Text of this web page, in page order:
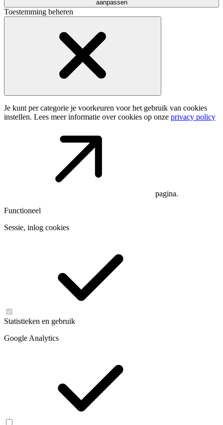
aanpassen
Toestemming beheren
Je kunt per categorie je voorkeuren voor het gebruik van cookies
instellen. Lees meer informatie over cookies op onze privacy policy
pagina.
Functioneel
Sessie, inlog cookies
Statistieken en gebruik
Google Analytics